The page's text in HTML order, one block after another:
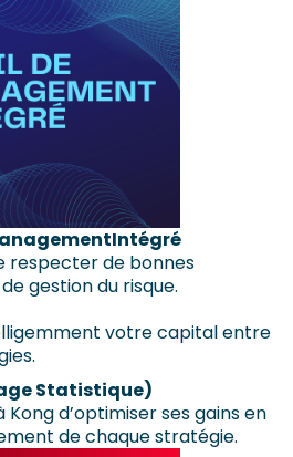
respecter de bonnes
gestion du risque.
votre capital entre
Statistique)
d’optimiser ses gains en
de chaque stratégie.